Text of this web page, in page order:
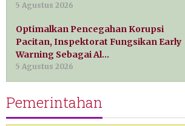
5 Agustus 2026
Optimalkan Pencegahan Korupsi
Pacitan, Inspektorat Fungsikan Early
Warning Sebagai Al…
5 Agustus 2026
Pemerintahan